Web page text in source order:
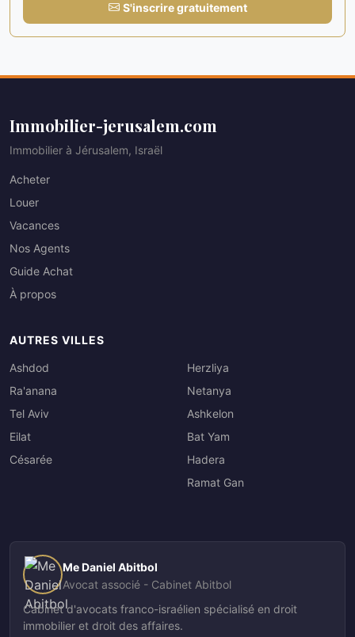
S'inscrire gratuitement
Immobilier-jerusalem.com
Immobilier à Jérusalem, Israël
Acheter
Louer
Vacances
Nos Agents
Guide Achat
À propos
AUTRES VILLES
Ashdod
Ra'anana
Tel Aviv
Eilat
Césarée
Herzliya
Netanya
Ashkelon
Bat Yam
Hadera
Ramat Gan
Me Daniel Abitbol
Avocat associé - Cabinet Abitbol
Cabinet d'avocats franco-israélien spécialisé en droit
immobilier et droit des affaires.